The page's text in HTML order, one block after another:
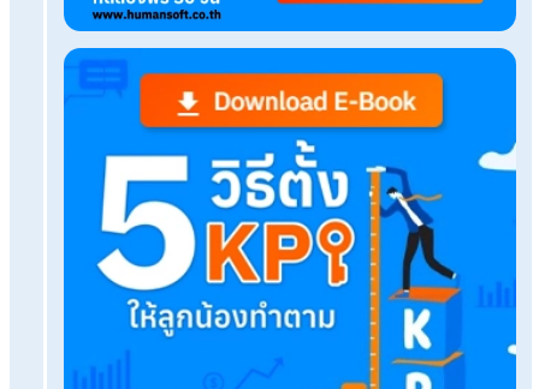
ต้นทุน
Employee Satisfaction Survey สำคัญกับการพั
องค์กรอย่างไร
แจกตัวอย่างแบบฟอร์มการโอนย้ายพนักงาน คู่มือส
สำหรับ HR